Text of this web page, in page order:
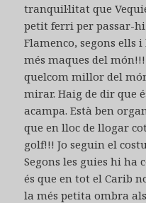
tranquil·litat que
petit ferri per passar-
Flamenco, segons ells
més maques del
quelcom millor del
mirar. Haig de dir que
acampa. Està ben
que en lloc de llogar
golf!!! Jo seguin el
Segons les guies hi ha
és que en tot el Carib
la més petita ombra